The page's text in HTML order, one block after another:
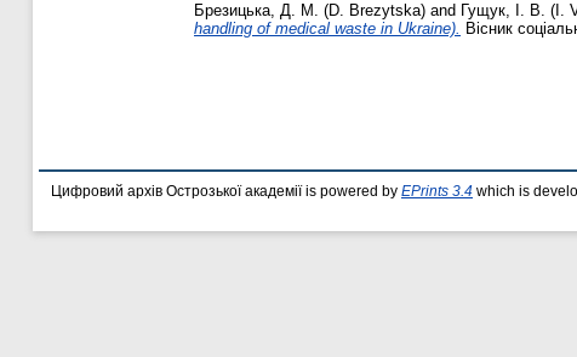
Брезицька, Д. М. (D. Brezytska) and Гущук, І. В. (I.
handling of medical waste in Ukraine). Вісник
Цифровий архів Острозької академії is powered by EPrints 3.4 which is